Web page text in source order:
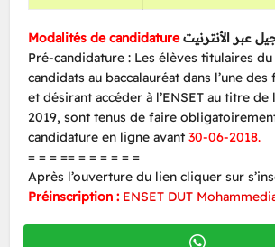
Modalités de candidature عبر الأنترنيت
Pré-candidature : Les élèves titulaires
candidats au baccalauréat dans l’une
et désirant accéder à l’ENSET au titre de
2019, sont tenus de faire
candidature en ligne avant30-06-2018.
= = = == = = = = = =
Après l’ouverture du lien cliquer sur
Préinscription : ENSET DUT